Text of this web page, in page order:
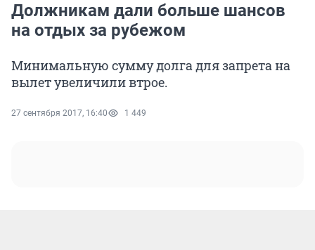
Должникам дали больше шансов
на отдых за рубежом
Минимальную сумму долга для запрета на
вылет увеличили втрое.
27 сентября 2017, 16:40 1 449